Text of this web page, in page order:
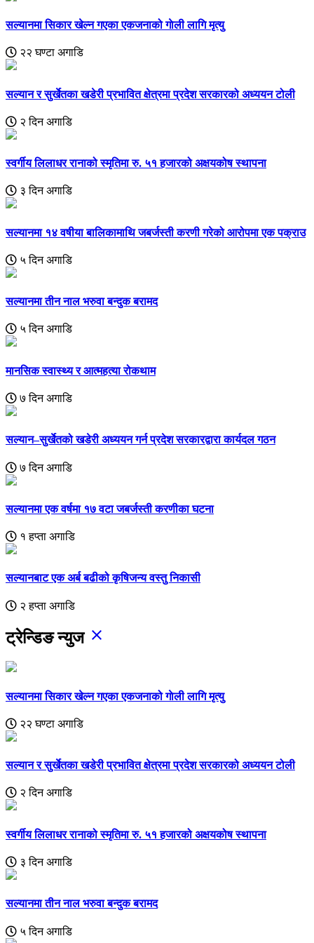
सल्यानमा सिकार खेल्न गएका एकजनाको गाेली लागि मृत्यु
२२ घण्टा अगाडि
सल्यान र सुर्खेतका खडेरी प्रभावित क्षेत्रमा प्रदेश सरकारको अध्ययन टोली
२ दिन अगाडि
स्वर्गीय लिलाधर रानाको स्मृतिमा रु. ५१ हजारको अक्षयकोष स्थापना
३ दिन अगाडि
सल्यानमा १४ वषीया बालिकामाथि जबर्जस्ती करणी गरेको आरोपमा एक पक्राउ
५ दिन अगाडि
सल्यानमा तीन नाल भरुवा बन्दुक बरामद
५ दिन अगाडि
मानसिक स्वास्थ्य र आत्महत्या रोकथाम
७ दिन अगाडि
सल्यान–सुर्खेतको खडेरी अध्ययन गर्न प्रदेश सरकारद्वारा कार्यदल गठन
७ दिन अगाडि
सल्यानमा एक वर्षमा १७ वटा जबर्जस्ती करणीका घटना
१ हप्ता अगाडि
सल्यानबाट एक अर्ब बढीको कृषिजन्य वस्तु निकासी
२ हप्ता अगाडि
ट्रेन्डिङ न्युज close
सल्यानमा सिकार खेल्न गएका एकजनाको गाेली लागि मृत्यु
२२ घण्टा अगाडि
सल्यान र सुर्खेतका खडेरी प्रभावित क्षेत्रमा प्रदेश सरकारको अध्ययन टोली
२ दिन अगाडि
स्वर्गीय लिलाधर रानाको स्मृतिमा रु. ५१ हजारको अक्षयकोष स्थापना
३ दिन अगाडि
सल्यानमा तीन नाल भरुवा बन्दुक बरामद
५ दिन अगाडि